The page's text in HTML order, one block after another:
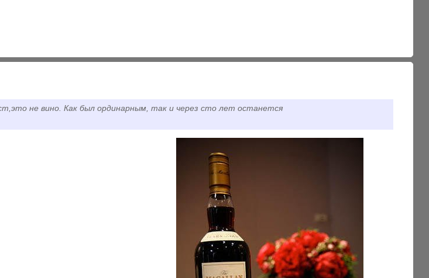
не вино. Как был ординарным, так и через сто лет останется